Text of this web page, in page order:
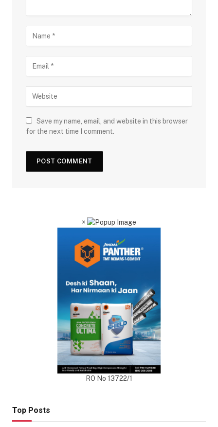
Save my name, email, and website in this browser
for the next time I comment.
×
RO No 13722/1
Top Posts